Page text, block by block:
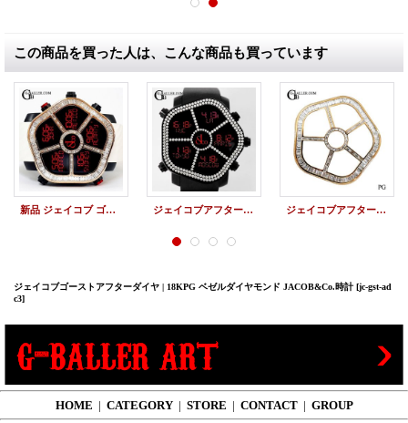
この商品を買った人は、こんな商品も買っています
新品 ジェイコブ ゴースト 18KPG バゲットダイヤベゼル JACOB&Co. GHOST 時計 ジェイコブアフターダイヤ | ゴースト 2列 ダイヤベゼル JACOB&Co.時計 ジェイコブアフターダイヤベゼル | ゴースト バゲットダイヤモンドベゼル JACOB&Co.時計
ジェイコブゴーストアフターダイヤ | 18KPG ベゼルダイヤモンド JACOB&Co.時計 [jc-gst-ad
c3]
HOME | CATEGORY | STORE | CONTACT | GROUP